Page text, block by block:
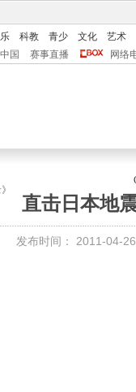
科教 青少 文化
艺术
国 赛事直播 网络
直击日本地
发布时间： 2011-04-